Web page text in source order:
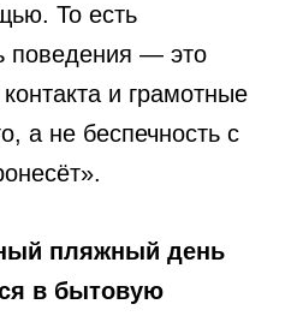
То есть
поведения — это
и грамотные
а не беспечность с
пляжный день
в бытовую